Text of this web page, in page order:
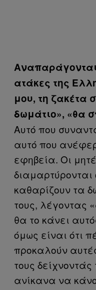
ατάκες της
μου, τη ζακέτα
δωμάτιο», «θα
Αυτό που
αυτό που
εφηβεία. Οι
διαμαρτύρονται
καθαρίζουν τα
τους, λέγοντας
θα το κάνει
όμως είναι ότι
προκαλούν
τους
ανίκανα να